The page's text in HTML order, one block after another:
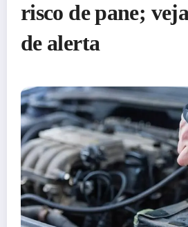
risco de pane;
de alerta